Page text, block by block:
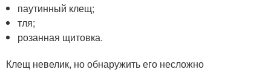
паутинный клещ;
тля;
розанная щитовка.
Клещ невелик, но обнаружить его несложно